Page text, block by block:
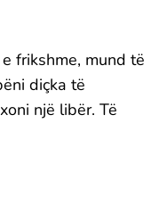
frikshme, mund të
diçka të
një libër. Të